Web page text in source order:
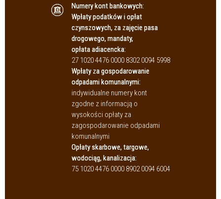
Numery kont bankowych:
Wpłaty podatków i opłat
czynszowych, za zajęcie pasa
drogowego, mandaty,
opłata adiacencka:
27 1020 4476 0000 8302 0094 5998
Wpłaty za gospodarowanie
odpadami komunalnymi:
indywidualne numery kont
zgodne z informacją o
wysokości opłaty za
zagospodarowanie odpadami
komunalnymi
Opłaty skarbowe, targowe,
wodociąg, kanalizacja:
75 1020 4476 0000 8902 0094 6004